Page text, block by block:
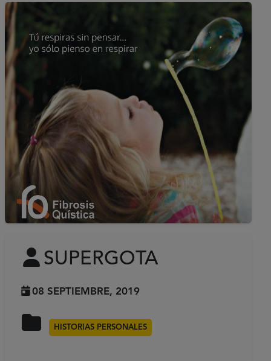
SUPERGOTA
08 SEPTIEMBRE, 2019
HISTORIAS PERSONALES